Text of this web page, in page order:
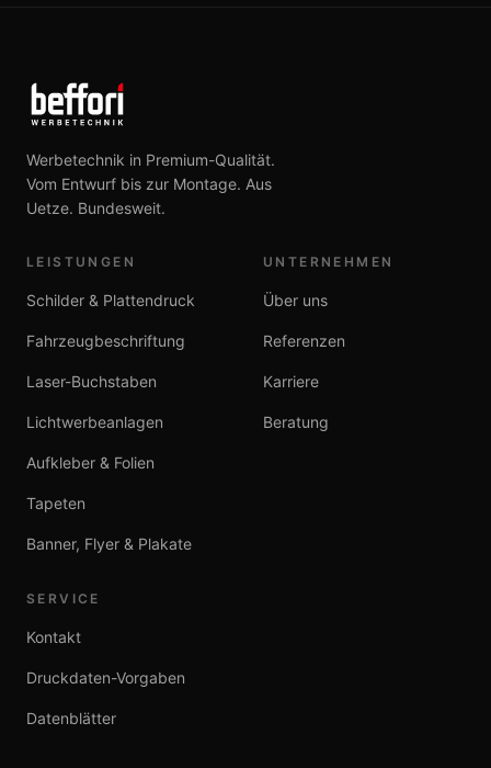
Werbetechnik in Premium-Qualität.
Vom Entwurf bis zur Montage. Aus
Uetze. Bundesweit.
LEISTUNGEN
Schilder & Plattendruck
Fahrzeug­beschriftung
Laser-Buchstaben
Lichtwerbe­anlagen
Aufkleber & Folien
Tapeten
Banner, Flyer & Plakate
UNTERNEHMEN
Über uns
Referenzen
Karriere
Beratung
SERVICE
Kontakt
Druckdaten-Vorgaben
Datenblätter